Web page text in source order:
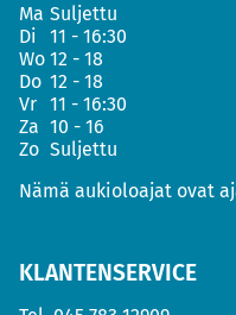
Ma Suljettu
Di
11 - 16:30
Wo 12 - 18
Do 12 - 18
Vr 11 - 16:30
Za 10 - 16
Zo Suljettu
Nämä aukioloajat ovat
KLANTENSERVICE